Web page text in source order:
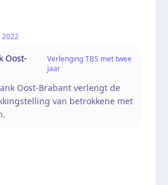
Oost-
Verlenging TBS met twee
jaar
Oost-Brabant verlengt de
van betrokkene met